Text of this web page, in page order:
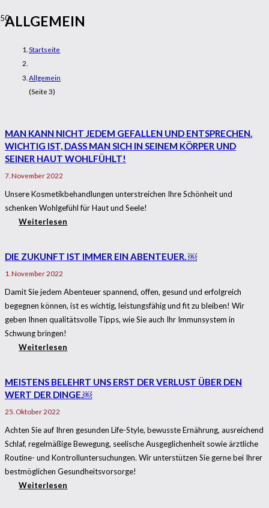
ALLGEMEIN
Startseite
Allgemein
(Seite 3)
MAN KANN NICHT JEDEM GEFALLEN UND ENTSPRECHEN.
WICHTIG IST, DASS MAN SICH IN SEINEM KÖRPER UND
SEINER HAUT WOHLFÜHLT!
7. November 2022
Unsere Kosmetikbehandlungen unterstreichen Ihre Schönheit und
schenken Wohlgefühl für Haut und Seele!
Weiterlesen
DIE ZUKUNFT IST IMMER EIN ABENTEUER. ￼
1. November 2022
Damit Sie jedem Abenteuer spannend, offen, gesund und erfolgreich
begegnen können, ist es wichtig, leistungsfähig und fit zu bleiben! Wir
geben Ihnen qualitätsvolle Tipps, wie Sie auch Ihr Immunsystem in
Schwung bringen!
Weiterlesen
MEISTENS BELEHRT UNS ERST DER VERLUST ÜBER DEN
WERT DER DINGE.￼
25. Oktober 2022
Achten Sie auf Ihren gesunden Life-Style, bewusste Ernährung, ausreichend
Schlaf, regelmäßige Bewegung, seelische Ausgeglichenheit sowie ärztliche
Routine- und Kontrolluntersuchungen. Wir unterstützen Sie gerne bei Ihrer
bestmöglichen Gesundheitsvorsorge!
Weiterlesen